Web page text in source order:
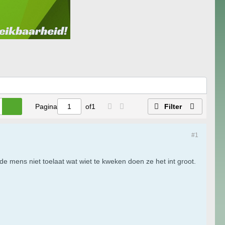
Pagina of1 Filter
#1
mens niet toelaat wat wiet te kweken doen ze het int groot.